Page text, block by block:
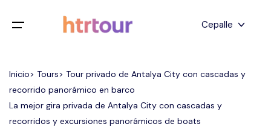
Todos los filtros Cepalle
Menú de juego
Hogar
Destinos
Atrás
Inicio> Tours> Tour privado de Antalya City con cascadas y
recorrido panorámico en barco
La mejor gira privada de Antalya City con cascadas y
recorridos y excursiones panorámicos de boats